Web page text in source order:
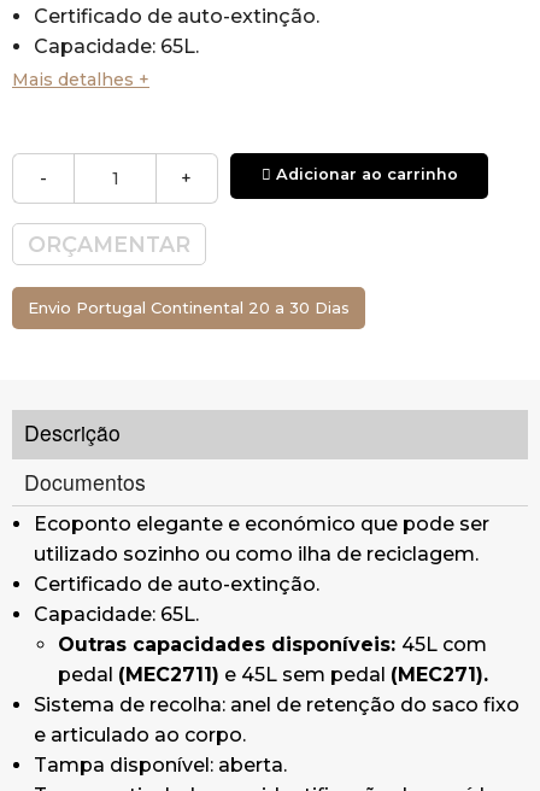
Certificado de auto-extinção.
Capacidade: 65L.
Outras capacidades disponíveis:
fixo e articulado ao corpo.
Tampa disponível: aberta.
Tampa articulada com identificação dos
resíduos.
Corpo disponível emcinzento alumínio.
Outra cor disponível: branco.
expansão M6 (não incluídos).
Fabricado com chapas de aço laminado a frio
Acabamento com revestimento em pó de
resina de poliéster termoendurecível.
Dobradiças e anel de fixação do saco em aço
zincado.
Sistema de esvaziamento fácil: sistema de
esvaziamento ergonómico e eficaz que
minimiza o risco de rutura do saco durante a
extração.
Acessórios (não incluídos):
frontais para os resíduos e kit de parafusos para
Mais detalhes +
- + Adicionar ao carrinho
ORÇAMENTAR
Envio Portugal Continental 20 a 30 Dias
Descrição
Documentos
Ecoponto elegante e económico que pode ser
utilizado sozinho ou como ilha de reciclagem.
Certificado de auto-extinção.
Capacidade: 65L.
Outras capacidades disponíveis: 45L com
pedal (MEC2711) e 45L sem pedal (MEC271).
Sistema de recolha: anel de retenção do saco fixo
e articulado ao corpo.
Tampa disponível: aberta.